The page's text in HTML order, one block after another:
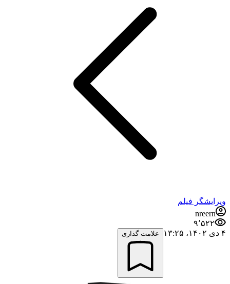
ویرایشگر فیلم
nreern
۹٬۵۲۲
۴ دی ۱۴۰۲،‏ ۱۳:۲۵
علامت گذاری